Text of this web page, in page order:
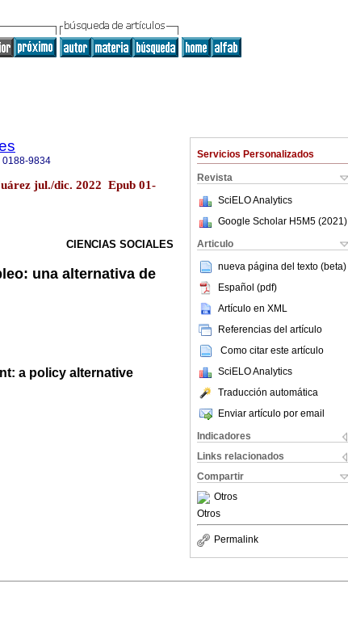
Servicios Personalizados
Revista
SciELO Analytics
Google Scholar H5M5 (2021 )
Articulo
nueva página del texto (beta)
Español (pdf)
Artículo en XML
Referencias del artículo
Como citar este artículo
SciELO Analytics
Traducción automática
Enviar artículo por email
Indicadores
Links relacionados
Compartir
Otros
Otros
Permalink
0188-9834
jul./dic. 2022 Epub 01-
CIENCIAS SOCIALES
una alternativa de
a policy alternative